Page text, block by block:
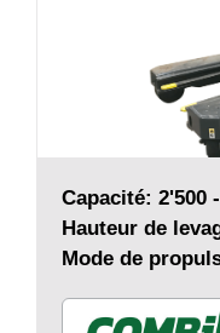
Capacité: 2'500
Hauteur de
Mode de